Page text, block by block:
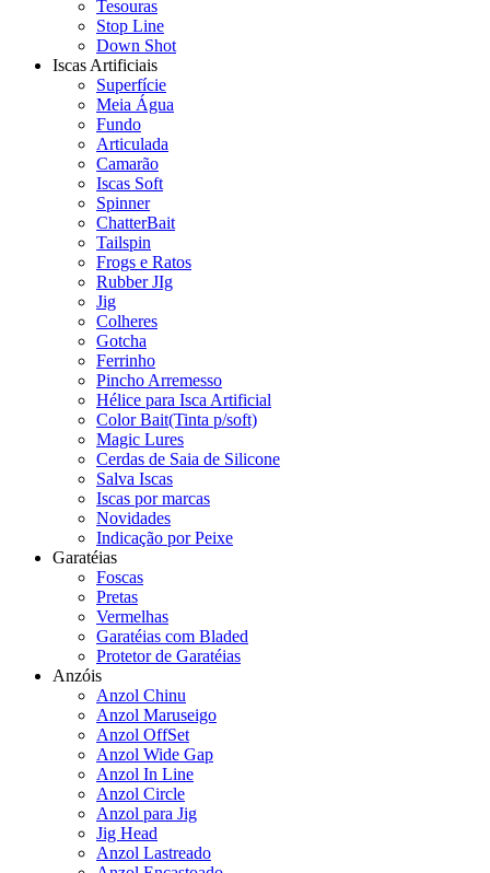
Tesouras
Stop Line
Down Shot
Iscas Artificiais
Superfície
Meia Água
Fundo
Articulada
Camarão
Iscas Soft
Spinner
ChatterBait
Tailspin
Frogs e Ratos
Rubber JIg
Jig
Colheres
Gotcha
Ferrinho
Pincho Arremesso
Hélice para Isca Artificial
Color Bait(Tinta p/soft)
Magic Lures
Cerdas de Saia de Silicone
Salva Iscas
Iscas por marcas
Novidades
Indicação por Peixe
Garatéias
Foscas
Pretas
Vermelhas
Garatéias com Bladed
Protetor de Garatéias
Anzóis
Anzol Chinu
Anzol Maruseigo
Anzol OffSet
Anzol Wide Gap
Anzol In Line
Anzol Circle
Anzol para Jig
Jig Head
Anzol Lastreado